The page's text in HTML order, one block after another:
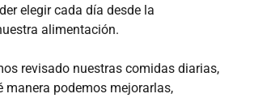
elegir cada día desde la
alimentación.
revisado nuestras comidas diarias,
manera podemos mejorarlas,